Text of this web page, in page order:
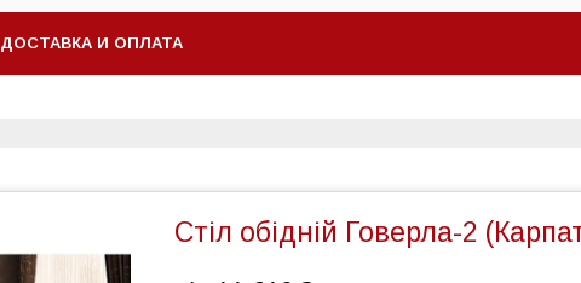
ДОСТАВКА И ОПЛАТА
Стіл обідній Говерла-2